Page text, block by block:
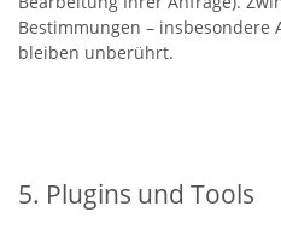
Bestimmungen – insbesondere
bleiben unberührt.
5. Plugins und Tools